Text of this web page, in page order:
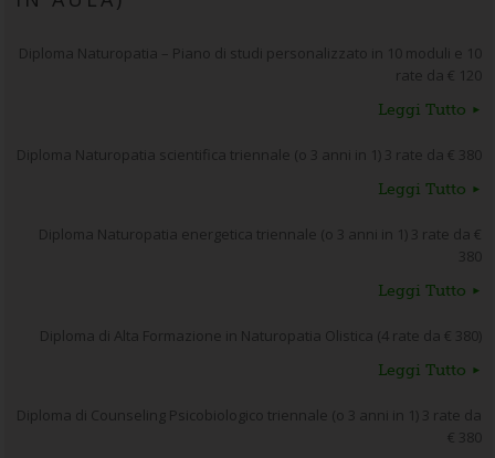
Diploma Naturopatia – Piano di studi personalizzato in 10 moduli e 10
rate da € 120
Leggi Tutto
Diploma Naturopatia scientifica triennale (o 3 anni in 1) 3 rate da € 380
Leggi Tutto
Diploma Naturopatia energetica triennale (o 3 anni in 1) 3 rate da €
380
Leggi Tutto
Diploma di Alta Formazione in Naturopatia Olistica (4 rate da € 380)
Leggi Tutto
Diploma di Counseling Psicobiologico triennale (o 3 anni in 1) 3 rate da
€ 380